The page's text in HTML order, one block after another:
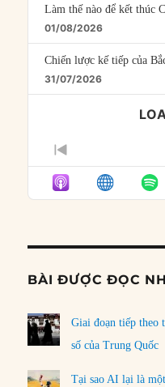
Làm thế nào để kết thúc
01/08/2026
Chiến lược kế tiếp của
31/07/2026
PREVIOUS
EPISODE
BÀI ĐƯỢC ĐỌC
Giai đoạn tiếp theo
số của Trung Quốc
Tại sao AI lại là